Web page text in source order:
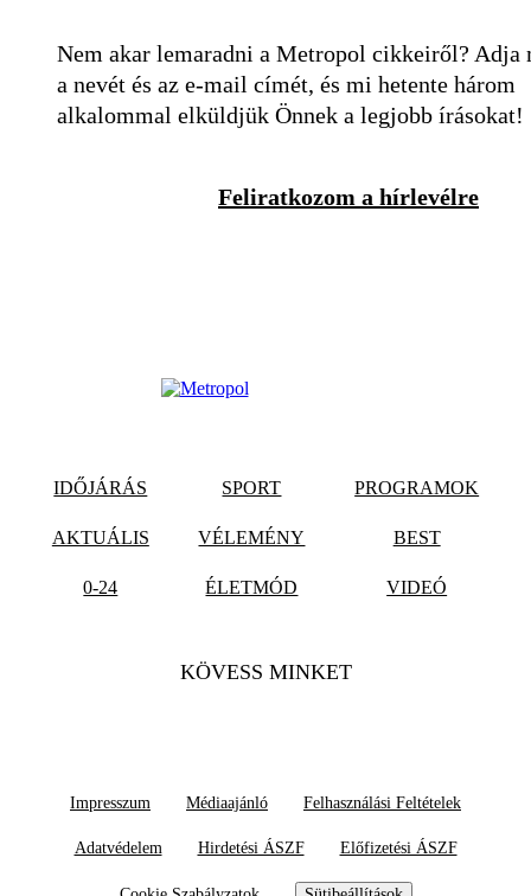
Nem akar lemaradni a Metropol cikkeiről? Adja
a nevét és az e-mail címét, és mi hetente három
alkalommal elküldjük Önnek a legjobb írásokat!
Feliratkozom a hírlevélre
IDŐJÁRÁS SPORT PROGRAMOK
AKTUÁLIS VÉLEMÉNY BEST
0-24 ÉLETMÓD VIDEÓ
KÖVESS MINKET
Impresszum Médiaajánló Felhasználási Feltételek
Adatvédelem Hirdetési ÁSZF Előfizetési ÁSZF